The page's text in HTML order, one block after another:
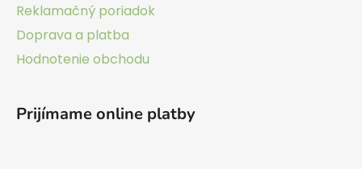
Reklamačný poriadok
Doprava a platba
Hodnotenie obchodu
Prijímame online platby